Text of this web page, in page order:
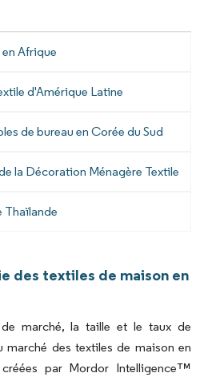
Afrique
d'Amérique Latine
de bureau en Corée du Sud
la Décoration Ménagère Textile
Thaïlande
des textiles de maison en
marché, la taille et le taux de
marché des textiles de maison en
par Mordor Intelligence™